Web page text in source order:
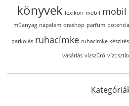
könyvek lexikon mobil mobil
műanyag napelem orashop parfüm
parkolás ruhacímke ruhacímke készítés
vásárlás vízszűrő